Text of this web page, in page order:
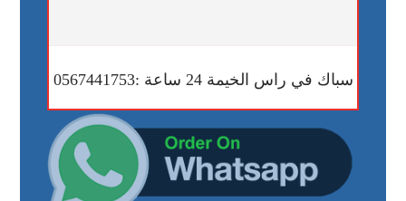
سباك في راس الخيمة 24 ساعة :0567441753